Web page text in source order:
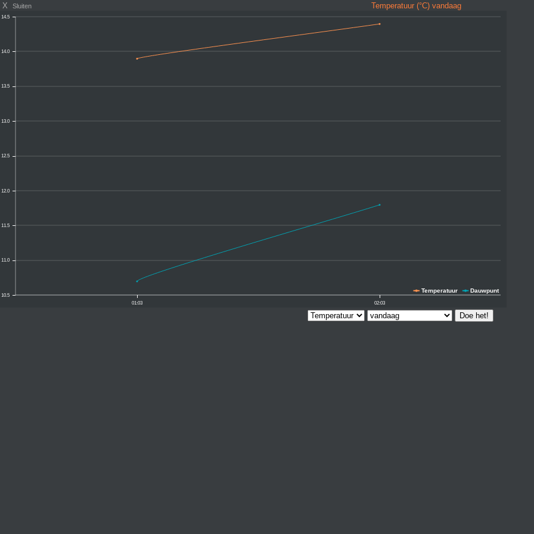
X Sluiten Temperatuur (°C) vandaag